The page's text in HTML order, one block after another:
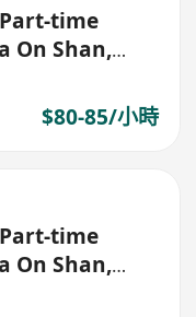
Part-time
On Shan,
$80-85/小時
Part-time
On Shan,